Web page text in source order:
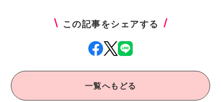
この記事をシェアする
一覧へもどる